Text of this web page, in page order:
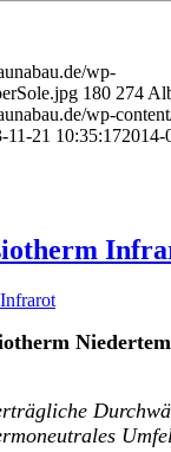
wp-
180 274
wp-
11-21 10:35:172014-
Infrarot